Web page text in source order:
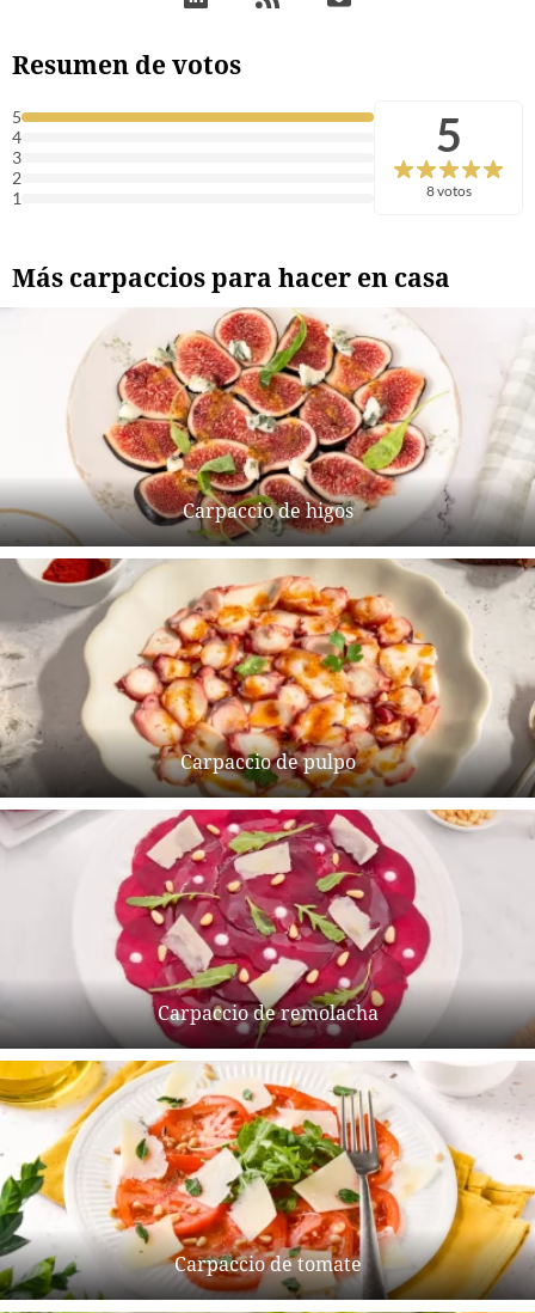
Resumen de votos
5
4
3
2
1
5
8 votos
Más carpaccios para hacer en casa
Carpaccio de higos
Carpaccio de pulpo
Carpaccio de remolacha
Carpaccio de tomate